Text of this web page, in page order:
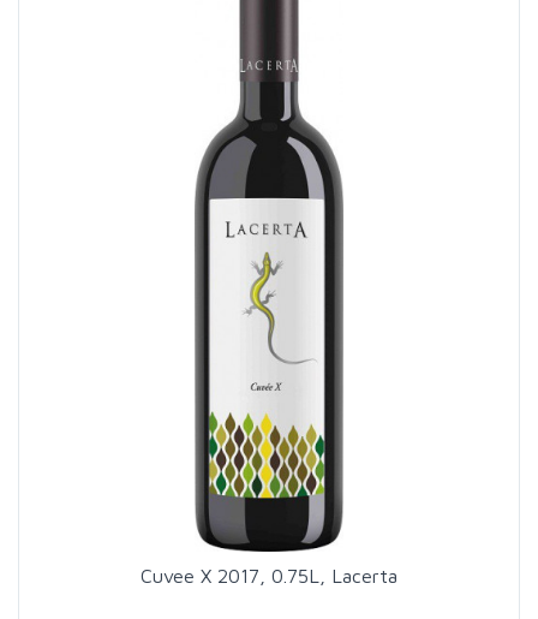
Cuvee X 2017, 0.75L, Lacerta